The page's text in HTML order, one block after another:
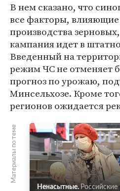
В нем сказано, что
все факторы, влияющие
производства
кампания идет в
Введенный на
режим ЧС не отменяет
прогноз по урожаю,
Минсельхозе. Кроме
регионов ожидается
Материалы по теме
Ненасытные. Российские